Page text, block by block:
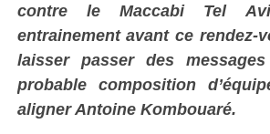
contre le Maccabi Tel
entrainement avant ce rendez-
laisser passer des
probable composition
aligner Antoine Kombouaré.